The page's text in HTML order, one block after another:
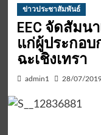
ข่าวประชาสัมพันธ์
EEC จัดสัมน
แก่ผู้ประกอบ
ฉะเชิงเทรา
admin1 28/07/